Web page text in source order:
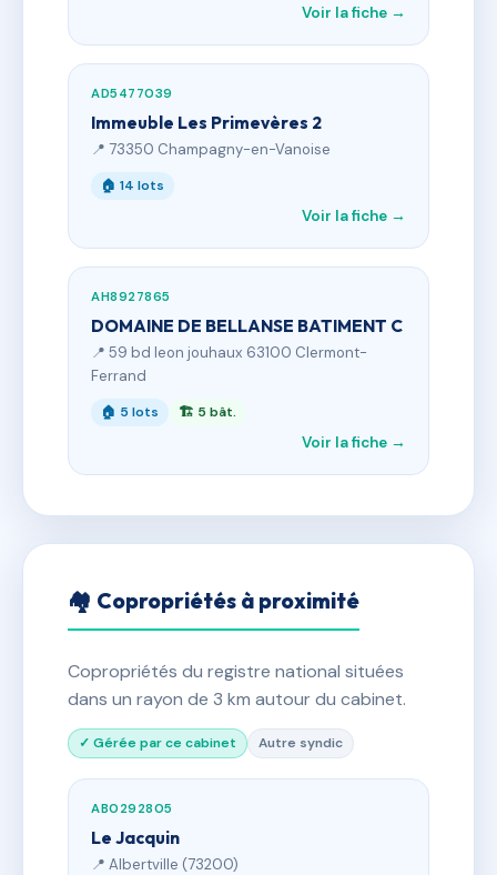
Voir la fiche →
AD5477039
Immeuble Les Primevères 2
📍 73350 Champagny-en-Vanoise
🏠 14 lots
Voir la fiche →
AH8927865
DOMAINE DE BELLANSE BATIMENT C
📍 59 bd leon jouhaux 63100 Clermont-
Ferrand
🏠 5 lots 🏗 5 bât.
Voir la fiche →
🏘 Copropriétés à proximité
Copropriétés du registre national situées
dans un rayon de 3 km autour du cabinet.
✓ Gérée par ce cabinet Autre syndic
AB0292805
Le Jacquin
📍 Albertville (73200)